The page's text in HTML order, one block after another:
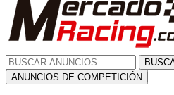
ANUNCIOS DE COMPETICIÓN